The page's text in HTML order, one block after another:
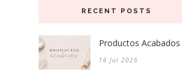
RECENT POSTS
Productos Acabados
16 Jul 2026